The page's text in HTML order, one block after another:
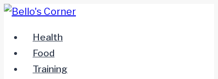
Zum
springenHealth
Food
Training